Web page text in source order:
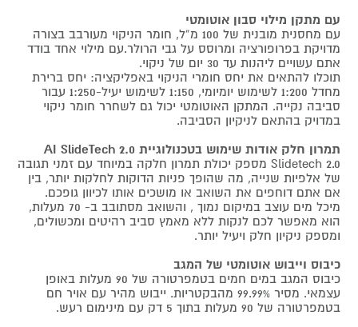
עם מתקן מילוי סבון אוטומטי
עם מחסנית מובנית של 100 מ”ל, חומר הניקוי מעורבב בצורה
מדויקת בפרופורציה ומרוסס על גבי הרולר.עם מילוי אחד בודד
אתם עשויים ליהנות עד 30 יום של ניקוי.
תוכלו להתאים את יחס חומרי הניקוי באפליקציה: יחס ברירת
מחדל 1:200 לשימוש יומיומי, 1:150 לשימוש יעיל-1:250 עבור
סביבה נקייה. המתקן האוטומטי יכול גם לשחרר חומר ניקוי
במדויק בהתאם לניקיון הסביבה.
תמרון חלק אודות שימוש בטכנולוגיית AI SlideTech 2.0
Slidetech 2.0 מספק יכולת תמרון חלקה במיוחד עם זמני תגובה
של אלפיות שנייה, מה שהופך פניות הדוקות לחלקות יותר, בין
אם אתם דוחפים את השואב או מושכים אותו לכיוון גופכם.
מיכל מים עוצב במיקום נמוך , והשואב מסתובב ב- 70 מעלות,
הוא מאפשר לכם לנקות ללא מאמץ סביב רהיטים ומכשולים,
ומספק ניקיון חלק ויעיל יותר.
כיבוס וייבוש אוטומטי של המגב
כיבוס המגב במים חמים בטמפרטורה של 90 מעלות באופן
עצמאי. מסיר 99.99% מהבקטריות. ייבוש מהיר עם אויר חם
בטמפרטורה של 90 מעלות בתוך 5 דק עם מינימום רעש.